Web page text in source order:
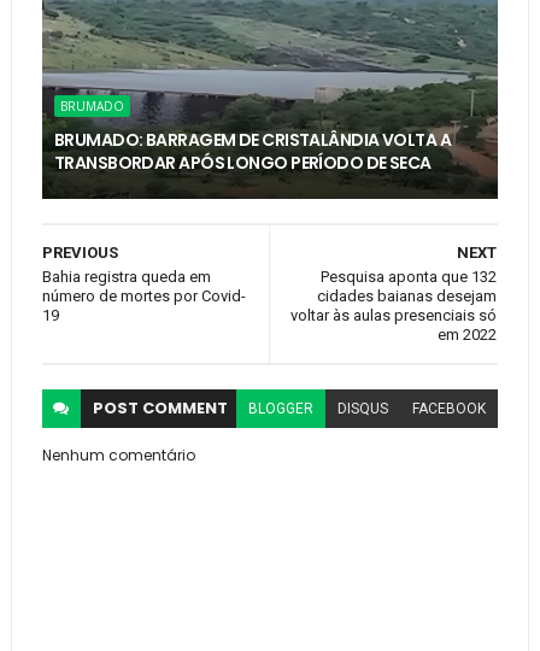
BRUMADO
BRUMADO: BARRAGEM DE CRISTALÂNDIA VOLTA A
TRANSBORDAR APÓS LONGO PERÍODO DE SECA
NEXT
Pesquisa aponta que 132
cidades baianas desejam
voltar às aulas presenciais só
em 2022
PREVIOUS
Bahia registra queda em
número de mortes por Covid-
19
POST COMMENT BLOGGER DISQUS FACEBOOK
Nenhum comentário